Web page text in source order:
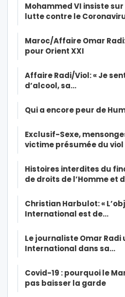
Mohammed VI insiste
lutte contre le
Maroc/Affaire Omar
pour Orient XXI
Affaire Radi/Viol: « Je
d’alcool, sa…
Qui a encore peur de
Exclusif-Sexe,
victime présumée du
Histoires interdites du
de droits de l’Homme et
Christian Harbulot: «
International est de…
Le journaliste Omar
International dans sa…
Covid-19 : pourquoi le
pas baisser la garde